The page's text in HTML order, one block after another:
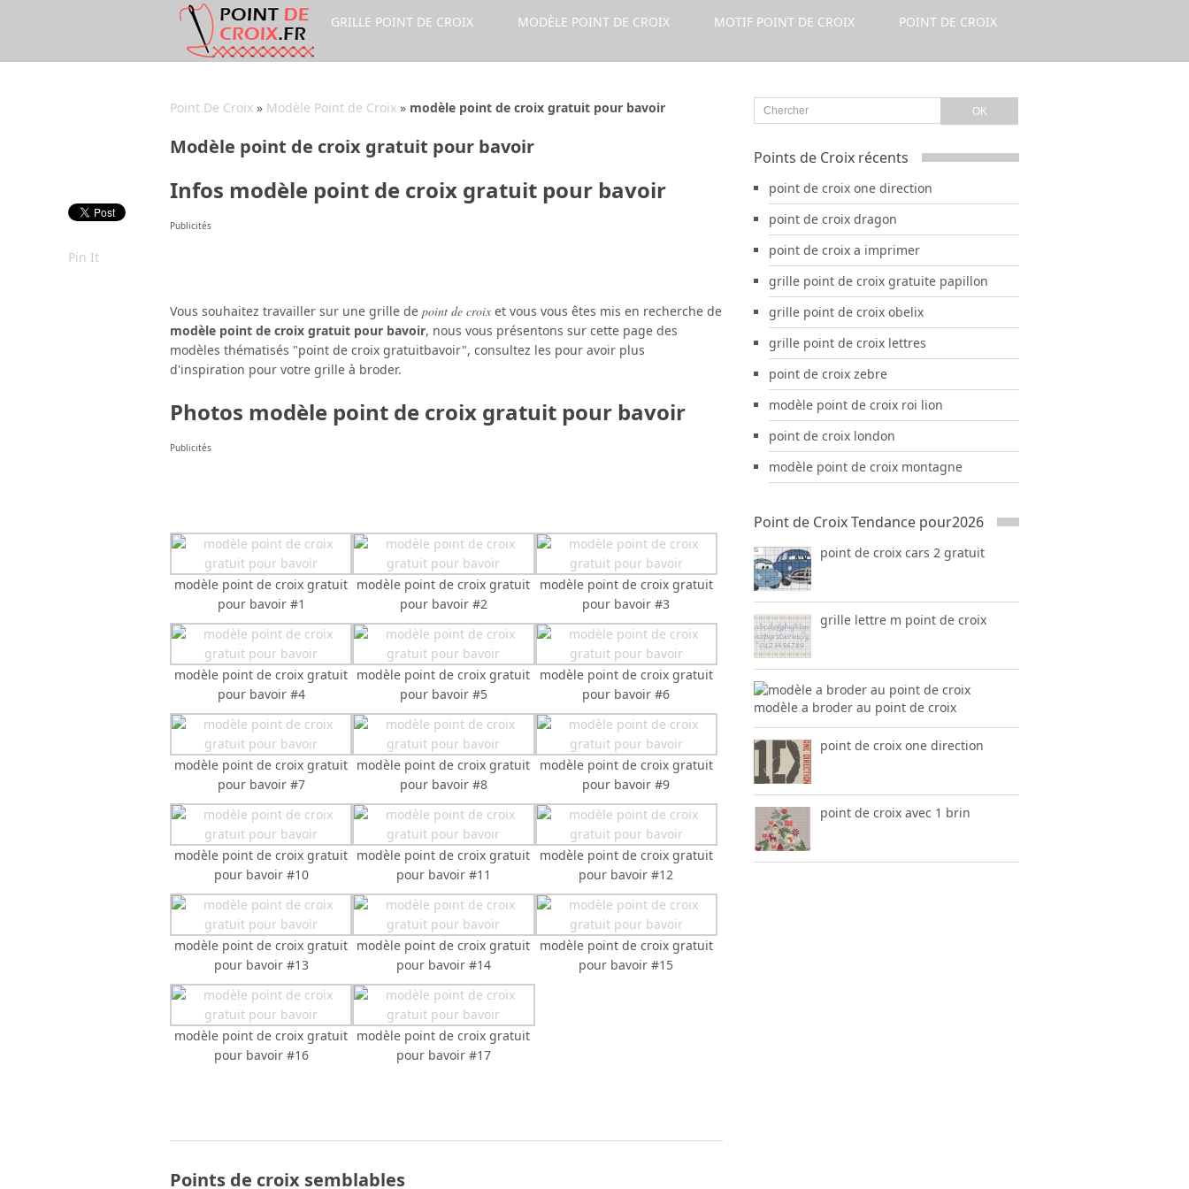
GRILLE POINT DE CROIX MODÈLE POINT DE CROIX MOTIF POINT DE CROIX POINT DE CROIX
Point De Croix » Modèle Point de Croix » modèle point de croix gratuit pour bavoir
Modèle point de croix gratuit pour bavoir
Infos modèle point de croix gratuit pour bavoir
Publicités
Vous souhaitez travailler sur une grille de point de croix et vous vous êtes mis en recherche de
modèle point de croix gratuit pour bavoir, nous vous présentons sur cette page des
modèles thématisés "point de croix gratuitbavoir", consultez les pour avoir plus
d'inspiration pour votre grille à broder.
Photos modèle point de croix gratuit pour bavoir
Publicités
modèle point de croix gratuit
pour bavoir #1
modèle point de croix gratuit
pour bavoir #2
modèle point de croix gratuit
pour bavoir #3
modèle point de croix gratuit
pour bavoir #4
modèle point de croix gratuit
pour bavoir #5
modèle point de croix gratuit
pour bavoir #6
modèle point de croix gratuit
pour bavoir #7
modèle point de croix gratuit
pour bavoir #8
modèle point de croix gratuit
pour bavoir #9
modèle point de croix gratuit
pour bavoir #10
modèle point de croix gratuit
pour bavoir #11
modèle point de croix gratuit
pour bavoir #12
modèle point de croix gratuit
pour bavoir #13
modèle point de croix gratuit
pour bavoir #14
modèle point de croix gratuit
pour bavoir #15
modèle point de croix gratuit
pour bavoir #16
modèle point de croix gratuit
pour bavoir #17
Pin It
Points de croix semblables
Points de Croix récents
point de croix one direction
point de croix dragon
point de croix a imprimer
grille point de croix gratuite papillon
grille point de croix obelix
grille point de croix lettres
point de croix zebre
modèle point de croix roi lion
point de croix london
modèle point de croix montagne
Point de Croix Tendance pour2026
point de croix cars 2 gratuit
grille lettre m point de croix
modèle a broder au point de croix
point de croix one direction
point de croix avec 1 brin